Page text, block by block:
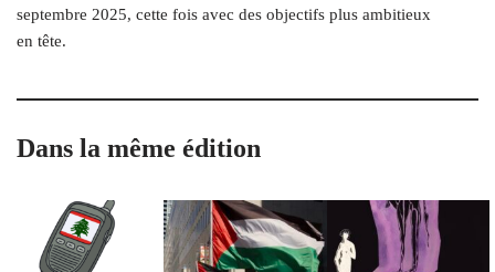
septembre 2025, cette fois avec des objectifs plus ambitieux
en tête.
Dans la même édition